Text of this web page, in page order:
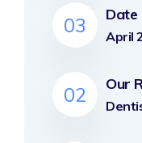
03 Date
April
02 Our